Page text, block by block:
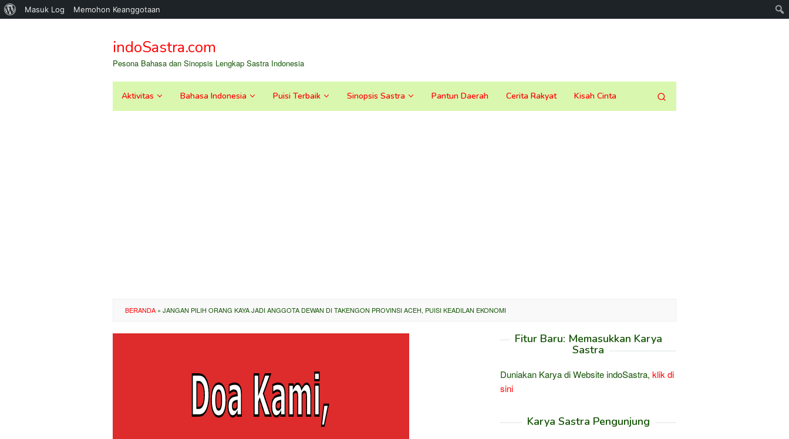
Tentang
Masuk Log Memohon Keanggotaan
kontenindoSastra.com
Pesona Bahasa dan Sinopsis Lengkap Sastra Indonesia
Aktivitas Bahasa Indonesia Puisi Terbaik Sinopsis Sastra Pantun Daerah Cerita Rakyat Kisah Cinta
BERANDA » JANGAN PILIH ORANG KAYA JADI ANGGOTA DEWAN DI TAKENGON PROVINSI ACEH, PUISI KEADILAN EKONOMI
Fitur Baru: Memasukkan Karya
Sastra
Duniakan Karya di Website indoSastra, klik di
sini
Karya Sastra Pengunjung